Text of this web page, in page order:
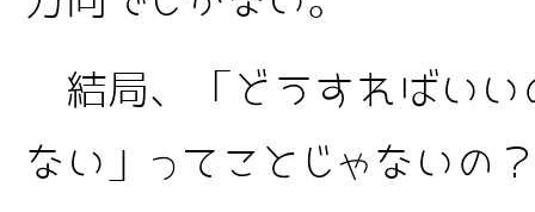
結局、「どうすればいい
ない」ってことじゃないの